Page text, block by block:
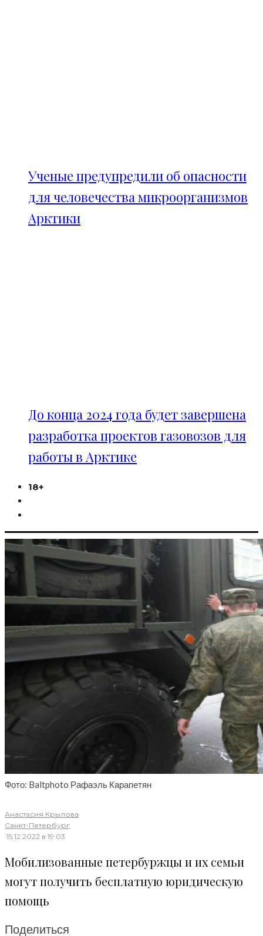
Ученые предупредили об опасности
для человечества микроорганизмов
Арктики
До конца 2024 года будет завершена
разработка проектов газовозов для
работы в Арктике
18+
Фото: Baltphoto Рафаэль Карапетян
Анастасия Крылова·
Санкт-Петербург
·15.12.2022 в 19:03
Мобилизованные петербуржцы и их семьи
могут получить бесплатную юридическую
помощь
Поделиться